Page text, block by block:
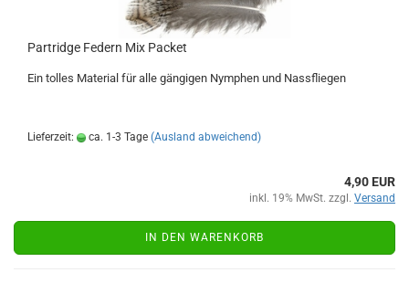
Partridge Federn Mix Packet
Ein tolles Material für alle gängigen Nymphen und Nassfliegen
Lieferzeit: ca. 1-3 Tage (Ausland abweichend)
4,90 EUR
inkl. 19% MwSt. zzgl. Versand
IN DEN WARENKORB